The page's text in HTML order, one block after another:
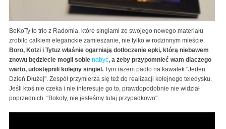
BoKoTy to trio z Radomia, które singlami ze swojego nowego materiału
zrobiło całkiem eleganckie zamieszanie, nie tylko w rodzinnym mieście.
Boro, Kotzi i Tytuz właśnie ogarniają dotłoczenie epki, którą niebawem
znowu będziecie mogli sobie nabyć, a żeby przypomnieć wam dlaczego
warto, udostępnili kolejny singiel. Tym razem padło na kawałek "Jeden
Dzień Dłużej". Zespół przymierza się też do realizacji kolejnego teledysku.
Jeśli ktoś nie czeka i nie interesuje go to, prawdopodobnie nie widział
poprzednich. "Bokoty, nie jesteśmy tutaj przypadkowo".